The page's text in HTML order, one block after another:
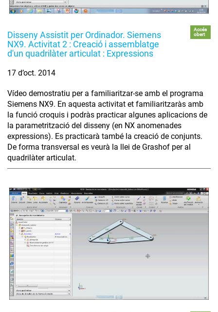
Disseny Assistit per Ordinador. Siemens
NX9. Activitat 2 : Creació i assemblatge
d'un quadrilàter articulat : Expressions
Accés
obert
17 d’oct. 2014
Vídeo demostratiu per a familiaritzar-se amb el programa
Siemens NX9. En aquesta activitat et familiaritzaràs amb
la funció croquis i podràs practicar algunes aplicacions de
la parametrització del disseny (en NX anomenades
expressions). Es practicarà també la creació de conjunts.
De forma transversal es veurà la llei de Grashof per al
quadrilàter articulat.